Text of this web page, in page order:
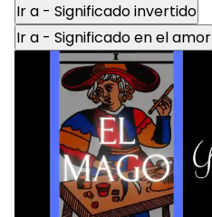
Ir a - Significado invertido
Ir a - Significado en el amor